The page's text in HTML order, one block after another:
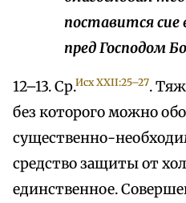
поставится сие
пред Господом
12–13. Ср.Исх XXII:25–27.
без которого можно
существенно-
средство защиты от
единственное.